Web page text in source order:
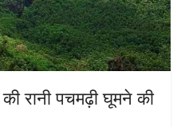
रानी पचमढ़ी घूमने की